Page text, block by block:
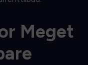
Meget